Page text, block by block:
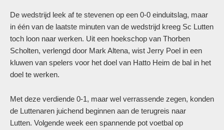
De wedstrijd leek af te stevenen op een 0-0 einduitslag, maar
in één van de laatste minuten van de wedstrijd kreeg Sc Lutten
toch loon naar werken. Uit een hoekschop van Thorben
Scholten, verlengd door Mark Altena, wist Jerry Poel in een
kluwen van spelers voor het doel van Hatto Heim de bal in het
doel te werken.
Met deze verdiende 0-1, maar wel verrassende zegen, konden
de Luttenaren juichend beginnen aan de terugreis naar
Lutten. Volgende week een spannende pot voetbal op